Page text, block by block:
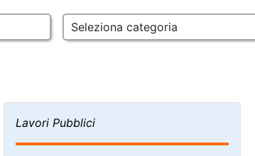
Lavori Pubblici